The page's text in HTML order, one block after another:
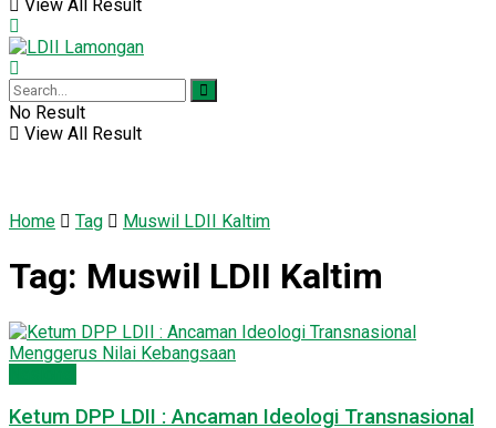
View All Result
No Result
View All Result
Home Tag Muswil LDII Kaltim
Tag: Muswil LDII Kaltim
Ketum DPP LDII : Ancaman Ideologi Transnasional